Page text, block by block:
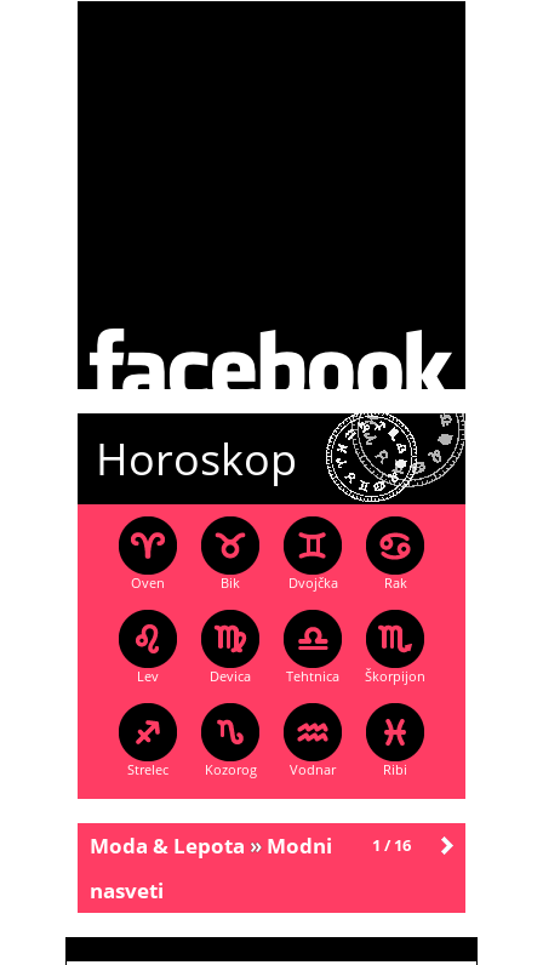
Horoskop
Oven Bik Dvojčka Rak
Lev Devica Tehtnica Škorpijon
Strelec Kozorog Vodnar Ribi
Starejše
1 / 16
Moda & Lepota » Modni
nasveti